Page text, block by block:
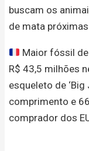
buscam os
de mata
Maior fóssil
R$ 43,5 milhões
esqueleto de
comprimento e
comprador dos